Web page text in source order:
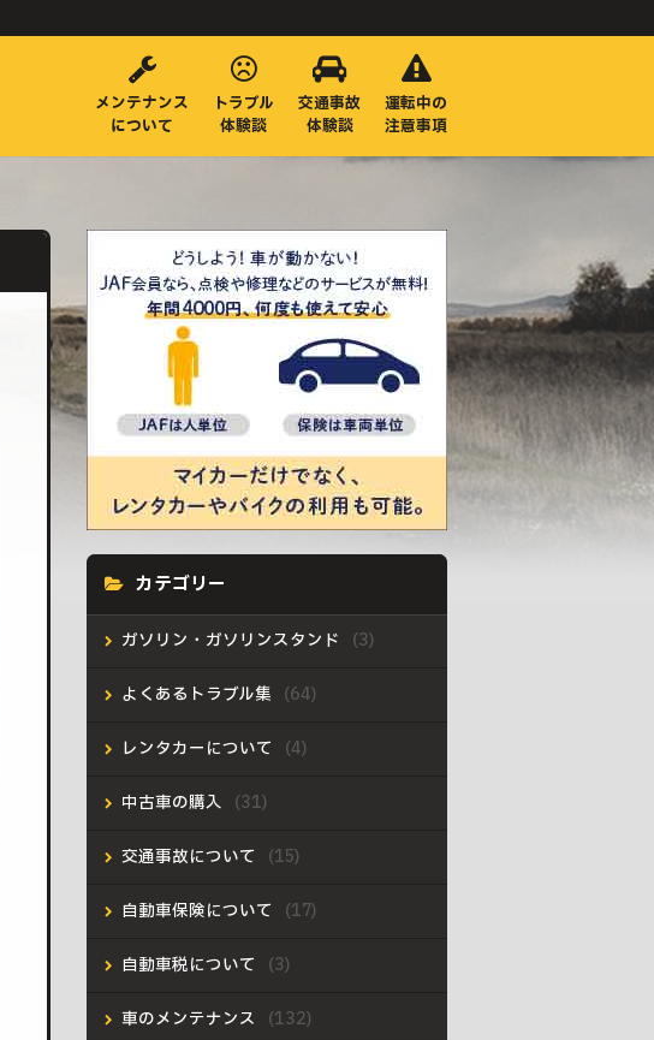
メンテナンス
について
トラブル
体験談
交通事故
体験談
運転中の
注意事項
カテゴリー
ガソリン・ガソリンスタンド
よくあるトラブル集
レンタカーについて
中古車の購入
交通事故について
自動車保険について
自動車税について
車のメンテナンス